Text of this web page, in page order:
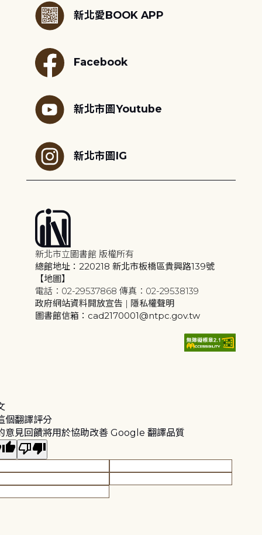
新北愛BOOK APP
Facebook
新北市圖Youtube
新北市圖IG
新北市立圖書館 版權所有
總館地址：220218 新北市板橋區貴興路139號
【地圖】
電話：02-29537868 傳真：02-29538139
政府網站資料開放宣告 | 隱私權聲明
圖書館信箱：cad2170001@ntpc.gov.tw
個翻譯評分
意見回饋將用於協助改善 Google 翻譯品質